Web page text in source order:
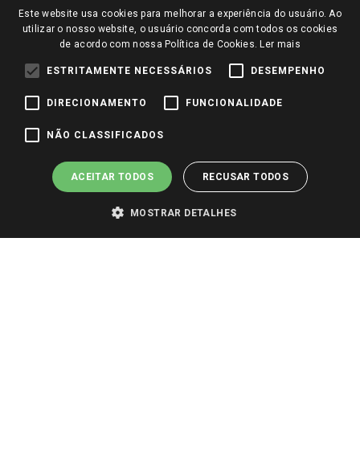
Perguntas frequentes
Trabalhe Conosco
Identidade Visual
Redes Sociais
Pagamento e Segurança
Este website usa cookies para melhorar a experiência do usuário. Ao
utilizar o nosso website, o usuário concorda com todos os cookies
de acordo com nossa Política de Cookies. Ler mais
ESTRITAMENTE NECESSÁRIOS DESEMPENHO
DIRECIONAMENTO FUNCIONALIDADE
NÃO CLASSIFICADOS
ACEITAR TODOS RECUSAR TODOS
MOSTRAR DETALHES